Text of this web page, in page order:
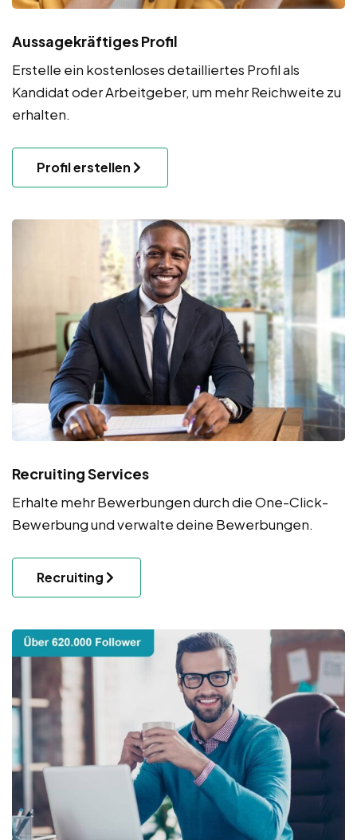
Aussagekräftiges Profil
Erstelle ein kostenloses detailliertes Profil als
Kandidat oder Arbeitgeber, um mehr Reichweite zu
erhalten.
Profil erstellen
Recruiting Services
Erhalte mehr Bewerbungen durch die One-Click-
Bewerbung und verwalte deine Bewerbungen.
Recruiting